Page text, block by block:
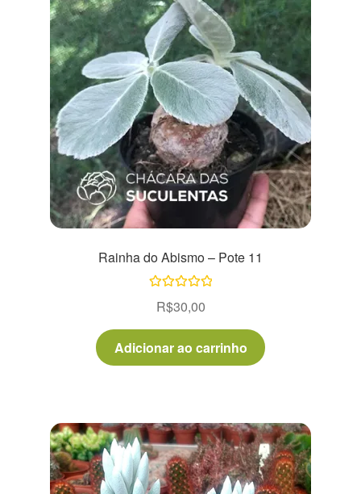
Rainha do Abismo – Pote 11
5.00
de 5
R$30,00
Adicionar ao carrinho